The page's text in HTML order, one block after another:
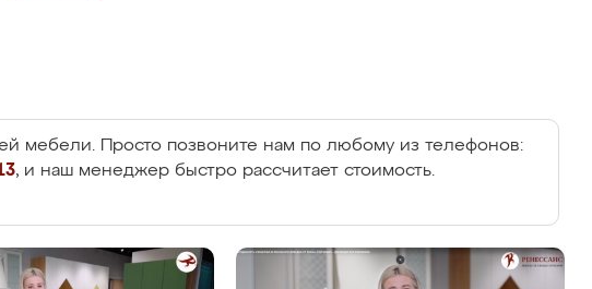
мебели. Просто позвоните нам по любому из телефонов:
, и наш менеджер быстро рассчитает стоимость.